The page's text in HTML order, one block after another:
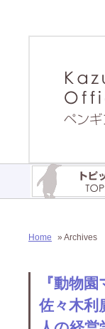
Home » Archives
『動物
佐々木利